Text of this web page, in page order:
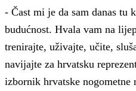
- Čast mi je da sam danas tu
budućnost. Hvala vam na
trenirajte, uživajte, učite,
navijajte za hrvatsku
izbornik hrvatske nogometne